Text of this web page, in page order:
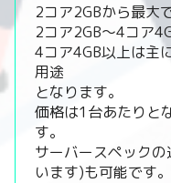
2コア2GBから最大
2コア2GB～4コア
4コア4GB以上は主
用途
となります。
価格は1台あたりと
す。
サーバースペック
います)も可能です。